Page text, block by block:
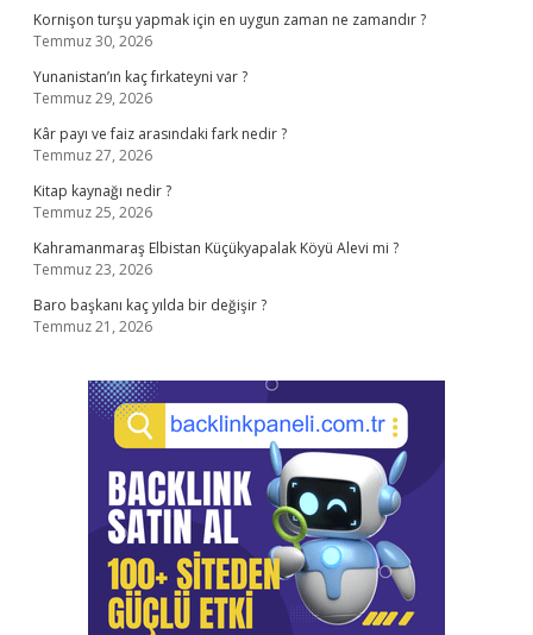
Kornişon turşu yapmak için en uygun zaman ne zamandır ?
Temmuz 30, 2026
Yunanistan’ın kaç fırkateyni var ?
Temmuz 29, 2026
Kâr payı ve faiz arasındaki fark nedir ?
Temmuz 27, 2026
Kitap kaynağı nedir ?
Temmuz 25, 2026
Kahramanmaraş Elbistan Küçükyapalak Köyü Alevi mi ?
Temmuz 23, 2026
Baro başkanı kaç yılda bir değişir ?
Temmuz 21, 2026